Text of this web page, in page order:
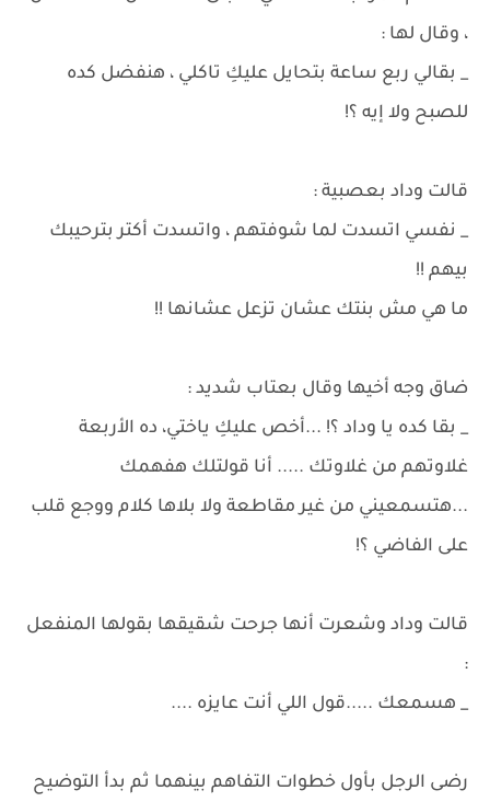
، وقال لها :
_ بقالي ربع ساعة بتحايل عليكِ تاكلي ، هنفضل كده
للصبح ولا إيه ؟!
قالت وداد بعصبية :
_ نفسي اتسدت لما شوفتهم ، واتسدت أكتر بترحيبك
بيهم !!
ما هي مش بنتك عشان تزعل عشانها !!
ضاق وجه أخيها وقال بعتاب شديد :
_ بقا كده يا وداد ؟! ...أخص عليكِ ياختي، ده الأربعة
غلاوتهم من غلاوتك ..... أنا قولتلك هفهمك
...هتسمعيني من غير مقاطعة ولا بلاها كلام ووجع قلب
على الفاضي ؟!
قالت وداد وشعرت أنها جرحت شقيقها بقولها المنفعل
:
_ هسمعك .....قول اللي أنت عايزه ....
رضى الرجل بأول خطوات التفاهم بينهما ثم بدأ التوضيح